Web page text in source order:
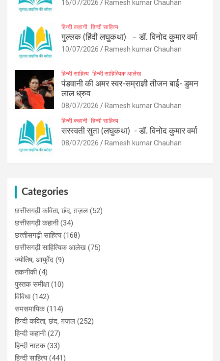
16/07/2026 Ramesh kumar Chauhan
हिन्दी कहानी हिन्दी साहित्य
गुल्लक (हिंदी लघुकथा) – डॉ. विनोद कुमार वर्मा
10/07/2026 Ramesh kumar Chauhan
हिन्दी साहित्य हिन्दी साहित्यिक आलेख
पंडवानी की अमर स्वर-सम्राज्ञी तीजन बाई- डुमन
लाल ध्रुव
08/07/2026 Ramesh kumar Chauhan
हिन्दी कहानी हिन्दी साहित्य
सरस्वती सुता (लघुकथा) ​- डॉ. विनोद कुमार वर्मा
08/07/2026 Ramesh kumar Chauhan
Categories
छत्तीसगढ़ी कविता, छंद, ग़ज़ल (52)
छत्तीसगढ़ी कहानी(34)
छत्‍तीसगढ़ी साहित्‍य(168)
छत्तीसगढ़ी साहित्यिक आलेख (75)
ज्योतिष, आयुर्वेद (9)
तकनीकी(4)
पुस्‍तक समीक्षा(10)
विविधा(142)
समसमायिक(114)
हिन्दी कविता, छंद, ग़ज़ल (252)
हिन्दी कहानी(27)
हिन्‍दी नाटक(33)
हिन्दी साहित्य(441)